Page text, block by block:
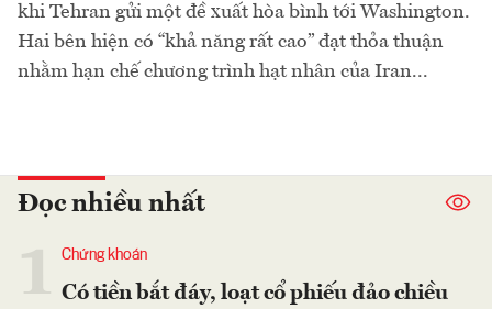
khi Tehran gửi một đề xuất hòa bình tới Washington.
Hai bên hiện có “khả năng rất cao” đạt thỏa thuận
nhằm hạn chế chương trình hạt nhân của Iran...
Đọc nhiều nhất
Chứng khoán
Có tiền bắt đáy, loạt cổ phiếu đảo chiều